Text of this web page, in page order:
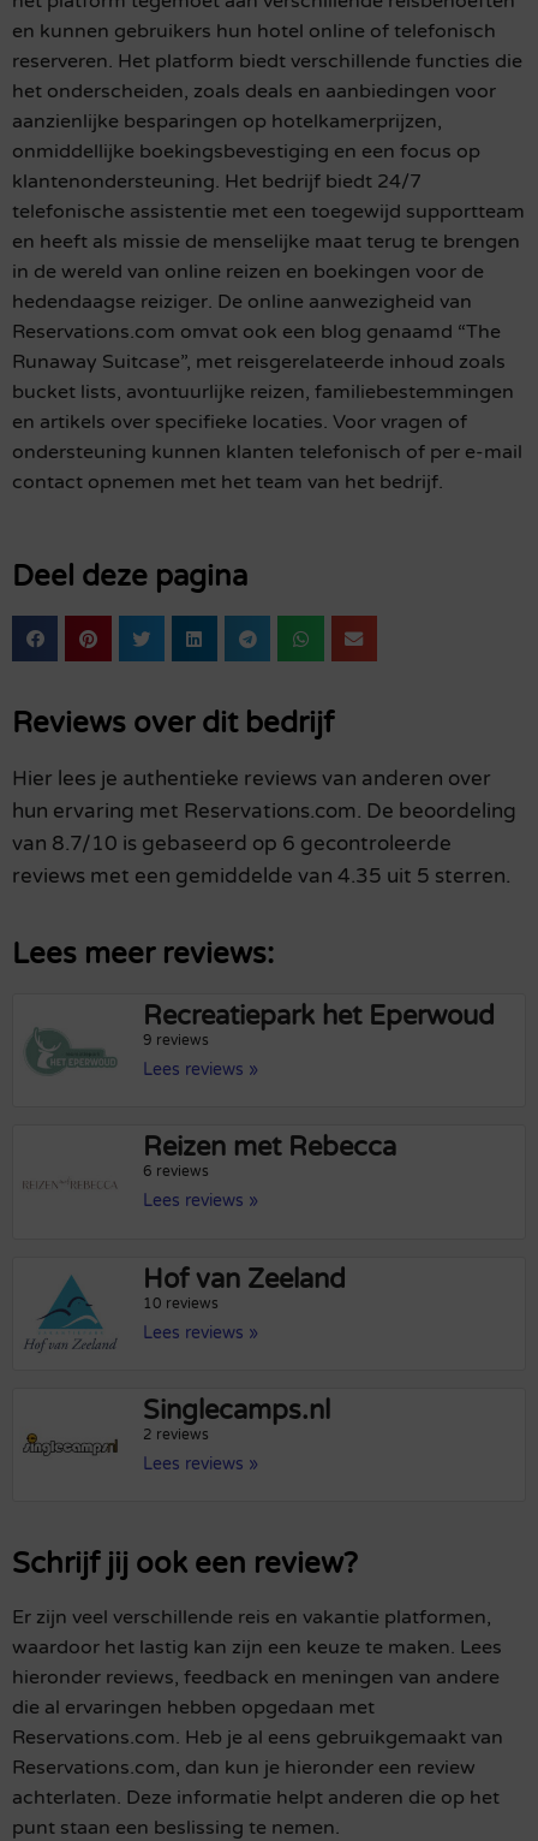
en kunnen gebruikers hun hotel online of telefonisch
reserveren. Het platform biedt verschillende functies die
het onderscheiden, zoals deals en aanbiedingen voor
aanzienlijke besparingen op hotelkamerprijzen,
onmiddellijke boekingsbevestiging en een focus op
klantenondersteuning. Het bedrijf biedt 24/7
telefonische assistentie met een toegewijd supportteam
en heeft als missie de menselijke maat terug te brengen
in de wereld van online reizen en boekingen voor de
hedendaagse reiziger. De online aanwezigheid van
Reservations.com omvat ook een blog genaamd “The
Runaway Suitcase”, met reisgerelateerde inhoud zoals
bucket lists, avontuurlijke reizen, familiebestemmingen
en artikels over specifieke locaties. Voor vragen of
ondersteuning kunnen klanten telefonisch of per e-mail
contact opnemen met het team van het bedrijf.
Deel deze pagina
Reviews over dit bedrijf
Hier lees je authentieke reviews van anderen over
hun ervaring met Reservations.com. De beoordeling
van 8.7/10 is gebaseerd op 6 gecontroleerde
reviews met een gemiddelde van 4.35 uit 5 sterren.
Lees meer reviews:
Recreatiepark het Eperwoud
9 reviews
Lees reviews »
Reizen met Rebecca
6 reviews
Lees reviews »
Hof van Zeeland
10 reviews
Lees reviews »
Singlecamps.nl
2 reviews
Lees reviews »
Schrijf jij ook een review?
Er zijn veel verschillende reis en vakantie platformen,
waardoor het lastig kan zijn een keuze te maken. Lees
hieronder reviews, feedback en meningen van andere
die al ervaringen hebben opgedaan met
Reservations.com. Heb je al eens gebruikgemaakt van
Reservations.com, dan kun je hieronder een review
achterlaten. Deze informatie helpt anderen die op het
punt staan een beslissing te nemen.